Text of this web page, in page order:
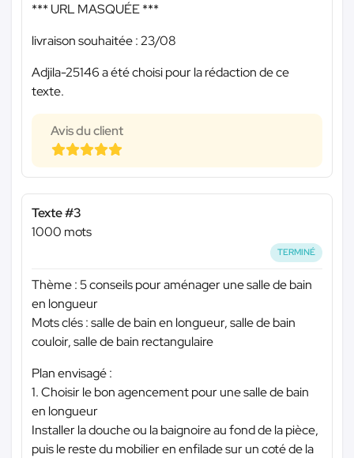
*** URL MASQUÉE ***
livraison souhaitée : 23/08
Adjila-25146 a été choisi pour la rédaction de ce
texte.
Avis du client
Texte #3
1000 mots
TERMINÉ
Thème : 5 conseils pour aménager une salle de bain
en longueur
Mots clés : salle de bain en longueur, salle de bain
couloir, salle de bain rectangulaire
Plan envisagé :
1. Choisir le bon agencement pour une salle de bain
en longueur
Installer la douche ou la baignoire au fond de la pièce,
puis le reste du mobilier en enfilade sur un coté de la